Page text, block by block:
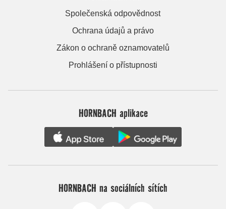
Společenská odpovědnost
Ochrana údajů a právo
Zákon o ochraně oznamovatelů
Prohlášení o přístupnosti
HORNBACH aplikace
HORNBACH na sociálních sítích